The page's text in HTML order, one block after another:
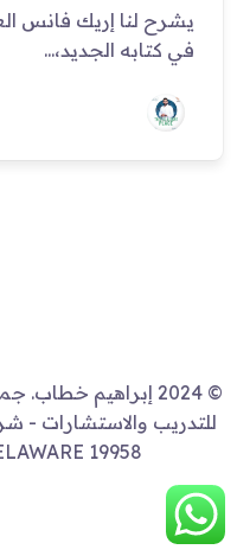
يشرح لنا إريك فانس
في كتابه الجديد،...
© 2024 إبراهيم
19958